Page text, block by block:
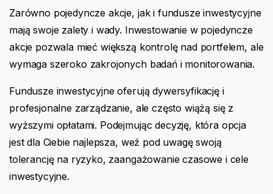
Zarówno pojedyncze akcje, jak i fundusze inwestycyjne
mają swoje zalety i wady. Inwestowanie w pojedyncze
akcje pozwala mieć większą kontrolę nad portfelem, ale
wymaga szeroko zakrojonych badań i monitorowania.
Fundusze inwestycyjne oferują dywersyfikację i
profesjonalne zarządzanie, ale często wiążą się z
wyższymi opłatami. Podejmując decyzję, która opcja
jest dla Ciebie najlepsza, weź pod uwagę swoją
tolerancję na ryzyko, zaangażowanie czasowe i cele
inwestycyjne.